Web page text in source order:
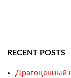
RECENT POSTS
Драгоценный